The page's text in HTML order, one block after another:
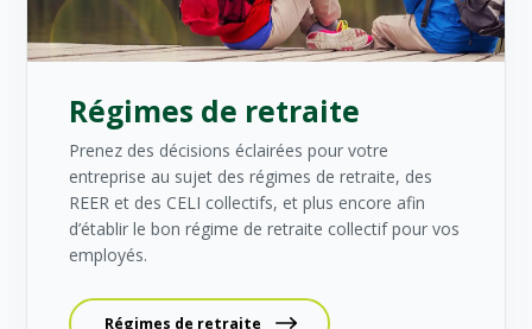
Régimes de retraite
Prenez des décisions éclairées pour votre
entreprise au sujet des régimes de retraite, des
REER et des CELI collectifs, et plus encore afin
d’établir le bon régime de retraite collectif pour vos
employés.
Régimes de retraite